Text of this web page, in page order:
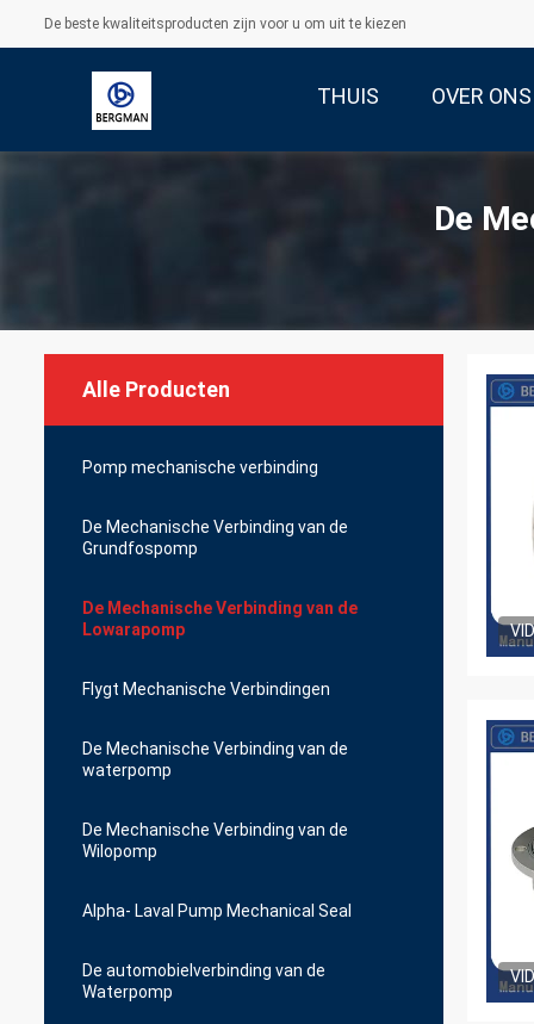
De beste kwaliteitsproducten zijn voor u om uit te kiezen
THUIS OVER ONS
De
Alle Producten
Pomp mechanische verbinding
De Mechanische Verbinding van de
Grundfospomp
De Mechanische Verbinding van de
Lowarapomp
Flygt Mechanische Verbindingen
De Mechanische Verbinding van de
waterpomp
De Mechanische Verbinding van de
Wilopomp
Alpha- Laval Pump Mechanical Seal
De automobielverbinding van de
Waterpomp